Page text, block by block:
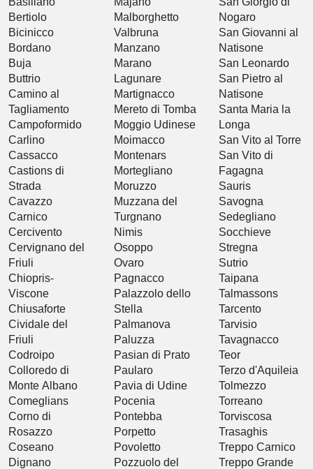
Bertiolo
Bicinicco
Bordano
Buja
Buttrio
Camino al
Tagliamento
Campoformido
Carlino
Cassacco
Castions di
Strada
Cavazzo
Carnico
Cercivento
Cervignano del
Friuli
Chiopris-
Viscone
Chiusaforte
Cividale del
Friuli
Codroipo
Colloredo di
Monte Albano
Comeglians
Corno di
Rosazzo
Coseano
Dignano
Malborghetto
Valbruna
Manzano
Marano
Lagunare
Martignacco
Mereto di Tomba
Moggio Udinese
Moimacco
Montenars
Mortegliano
Moruzzo
Muzzana del
Turgnano
Nimis
Osoppo
Ovaro
Pagnacco
Palazzolo dello
Stella
Palmanova
Paluzza
Pasian di Prato
Paularo
Pavia di Udine
Pocenia
Pontebba
Porpetto
Povoletto
Pozzuolo del
Nogaro
San Giovanni al
Natisone
San Leonardo
San Pietro al
Natisone
Santa Maria la
Longa
San Vito al Torre
San Vito di
Fagagna
Sauris
Savogna
Sedegliano
Socchieve
Stregna
Sutrio
Taipana
Talmassons
Tarcento
Tarvisio
Tavagnacco
Teor
Terzo d'Aquileia
Tolmezzo
Torreano
Torviscosa
Trasaghis
Treppo Carnico
Treppo Grande